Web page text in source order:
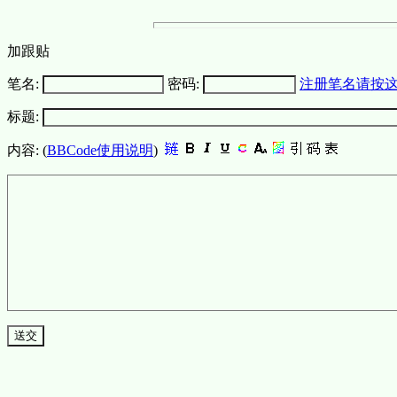
加跟贴
笔名: 密码: 注册笔名请按
标题:
内容: (BBCode使用说明)